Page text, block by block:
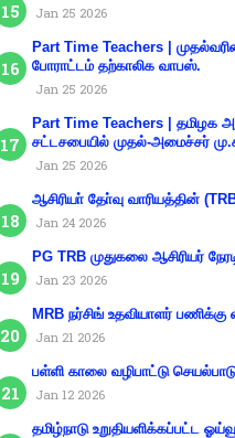
Jan 25 2026
Part Time Teachers |
போராட்டம் தற்காலிக வாபஸ்.
Jan 25 2026
Part Time Teachers | தமிழக
சட்டசபையில் முதல்-அமைச்சர்
Jan 25 2026
ஆசிரியா் தோ்வு வாரியத்தின்
Jan 24 2026
PG TRB முதுகலை ஆசிரியர்
Jan 23 2026
MRB நர்சிங் உதவியாளர்
Jan 21 2026
பள்ளி காலை வழிபாட்டு
Jan 12 2026
தமிழ்நாடு உறுதியளிக்கப்பட்ட